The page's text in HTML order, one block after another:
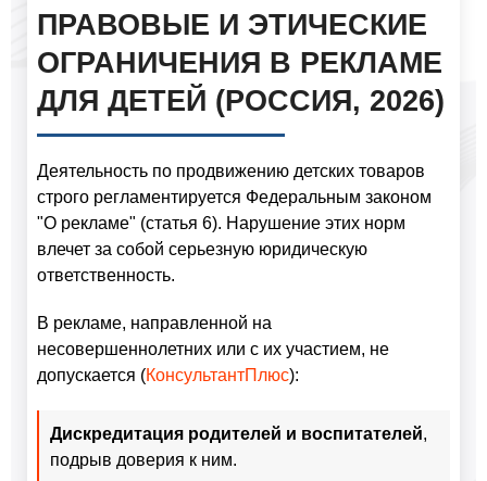
ПРАВОВЫЕ И ЭТИЧЕСКИЕ
ОГРАНИЧЕНИЯ В РЕКЛАМЕ
ДЛЯ ДЕТЕЙ (РОССИЯ, 2026)
Деятельность по продвижению детских товаров
строго регламентируется Федеральным законом
"О рекламе" (статья 6). Нарушение этих норм
влечет за собой серьезную юридическую
ответственность.
В рекламе, направленной на
несовершеннолетних или с их участием, не
допускается (КонсультантПлюс):
Дискредитация родителей и воспитателей,
подрыв доверия к ним.